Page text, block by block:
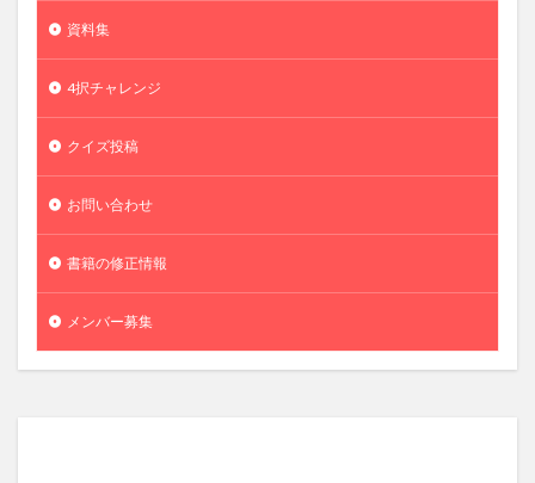
資料集
4択チャレンジ
クイズ投稿
お問い合わせ
書籍の修正情報
メンバー募集